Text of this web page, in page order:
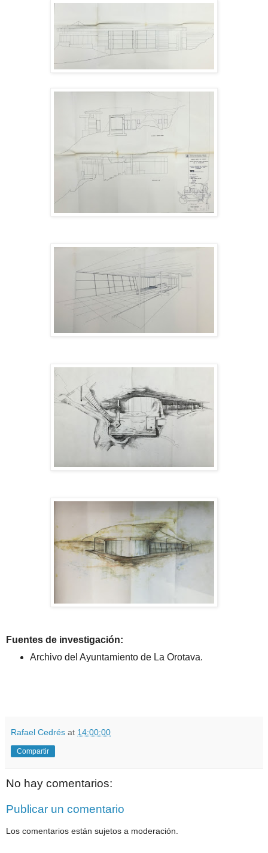
Fuentes de investigación:
Archivo del Ayuntamiento de La Orotava.
Rafael Cedrés at 14:00:00
Compartir
No hay comentarios:
Publicar un comentario
Los comentarios están sujetos a moderación.